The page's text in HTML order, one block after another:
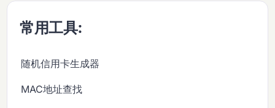
常用工具:
随机信用卡生成器
MAC地址查找